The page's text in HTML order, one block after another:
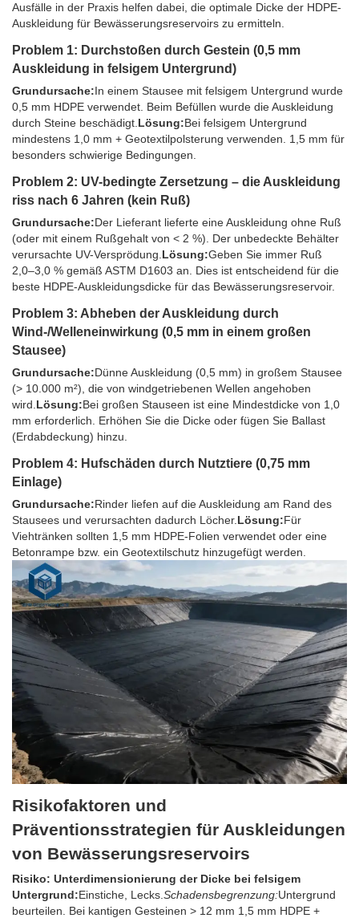
Ausfälle in der Praxis helfen dabei, die optimale Dicke der HDPE-
Auskleidung für Bewässerungsreservoirs zu ermitteln.
Problem 1: Durchstoßen durch Gestein (0,5 mm
Auskleidung in felsigem Untergrund)
Grundursache:In einem Stausee mit felsigem Untergrund wurde
0,5 mm HDPE verwendet. Beim Befüllen wurde die Auskleidung
durch Steine ​​beschädigt. Lösung:Bei felsigem Untergrund
mindestens 1,0 mm + Geotextilpolsterung verwenden. 1,5 mm für
besonders schwierige Bedingungen.
Problem 2: UV-bedingte Zersetzung – die Auskleidung
riss nach 6 Jahren (kein Ruß)
Grundursache:Der Lieferant lieferte eine Auskleidung ohne Ruß
(oder mit einem Rußgehalt von < 2 %). Der unbedeckte Behälter
verursachte UV-Versprödung. Lösung:Geben Sie immer Ruß
2,0–3,0 % gemäß ASTM D1603 an. Dies ist entscheidend für die
beste HDPE-Auskleidungsdicke für das Bewässerungsreservoir.
Problem 3: Abheben der Auskleidung durch
Wind-/Welleneinwirkung (0,5 mm in einem großen
Stausee)
Grundursache:Dünne Auskleidung (0,5 mm) in großem Stausee
(> 10.000 m²), die von windgetriebenen Wellen angehoben
wird. Lösung:Bei großen Stauseen ist eine Mindestdicke von 1,0
mm erforderlich. Erhöhen Sie die Dicke oder fügen Sie Ballast
(Erdabdeckung) hinzu.
Problem 4: Hufschäden durch Nutztiere (0,75 mm
Einlage)
Grundursache:Rinder liefen auf die Auskleidung am Rand des
Stausees und verursachten dadurch Löcher. Lösung:Für
Viehtränken sollten 1,5 mm HDPE-Folien verwendet oder eine
Betonrampe bzw. ein Geotextilschutz hinzugefügt werden.
Risikofaktoren und
Präventionsstrategien für Auskleidungen
von Bewässerungsreservoirs
Risiko: Unterdimensionierung der Dicke bei felsigem
Untergrund:Einstiche, Lecks. Schadensbegrenzung:Untergrund
beurteilen. Bei kantigen Gesteinen > 12 mm 1,5 mm HDPE +